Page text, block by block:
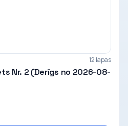
12 lapas
Nr. 2 (Derīgs no 2026-08-